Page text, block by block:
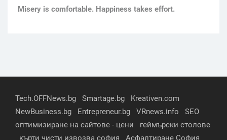
Мisery is comfortable. Happiness takes effort.
Tech.OFFNews.bg Smartage.bg
Kreativen.com
NewBusiness.bg
Entrepreneur.bg VRnews.info
SEO
оптимизиране на сайтове - цени
геймърски столове
кърти чисти извозва софия
Асфалтиране София